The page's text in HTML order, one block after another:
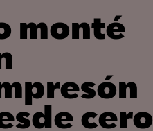
monté
cero